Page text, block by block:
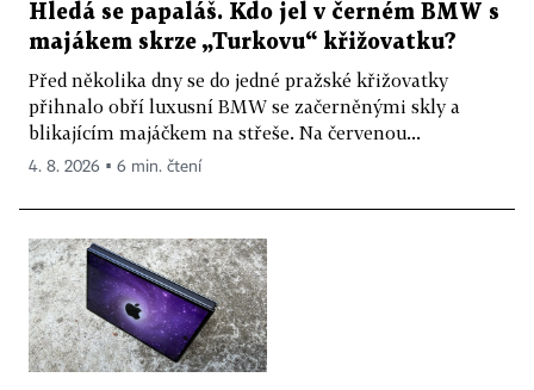
Hledá se papaláš. Kdo jel v černém BMW s
majákem skrze „Turkovu“ křižovatku?
Před několika dny se do jedné pražské křižovatky
přihnalo obří luxusní BMW se začerněnými skly a
blikajícím majáčkem na střeše. Na červenou...
4. 8. 2026 ▪ 6 min. čtení